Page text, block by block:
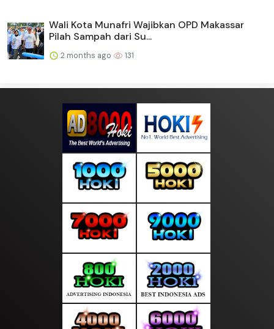
Wali Kota Munafri Wajibkan OPD Makassar
Pilah Sampah dari Su...
2 months ago 131